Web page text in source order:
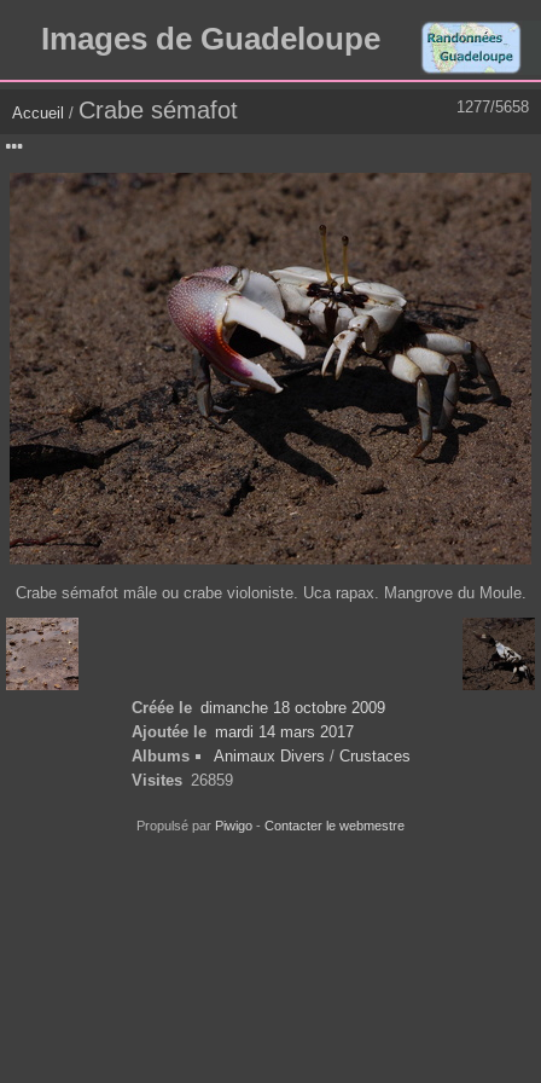
Images de Guadeloupe
1277/5658
Accueil / Crabe sémafot
Crabe sémafot mâle ou crabe violoniste. Uca rapax. Mangrove du Moule.
Créée le dimanche 18 octobre 2009
Ajoutée le mardi 14 mars 2017
Albums
Animaux Divers / Crustaces
Visites 26859
Propulsé par Piwigo - Contacter le webmestre